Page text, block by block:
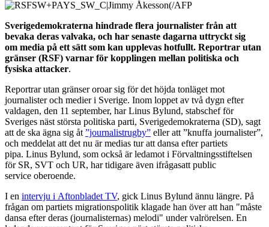
Sverigedemokraterna hindrade flera journalister från att
bevaka deras valvaka, och har senaste dagarna uttryckt sig
om media på ett sätt som kan upplevas hotfullt. Reportrar utan
gränser (RSF) varnar för kopplingen mellan politiska och
fysiska attacker.
Reportrar utan gränser oroar sig för det höjda tonläget mot
journalister och medier i Sverige. Inom loppet av två dygn efter
valdagen, den 11 september, har Linus Bylund, stabschef för
Sveriges näst största politiska parti, Sverigedemokraterna (SD), sagt
att de ska ägna sig åt ”journalistrugby” eller att ”knuffa journalister”,
och meddelat att det nu är medias tur att dansa efter partiets
pipa. Linus Bylund, som också är ledamot i Förvaltningsstiftelsen
för SR, SVT och UR, har tidigare även ifrågasatt public
service oberoende.
I en intervju i Aftonbladet TV, gick Linus Bylund ännu längre. På
frågan om partiets migrationspolitik klagade han över att han "måste
dansa efter deras (journalisternas) melodi" under valrörelsen. En